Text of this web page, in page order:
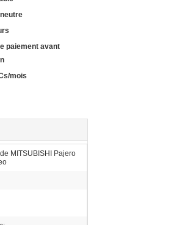
paiement avant
mois
MITSUBISHI Pajero